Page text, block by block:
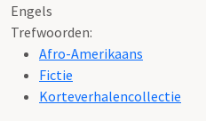
Engels
Trefwoorden:
Afro-Amerikaans
Fictie
Korteverhalencollectie